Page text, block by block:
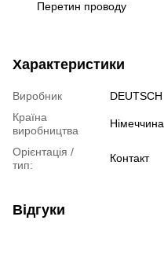
Перетин проводу
Характеристики
Виробник
DEUTSCH
Країна
виробництва
Німеччина
Орієнтація /
тип:
Контакт
Відгуки